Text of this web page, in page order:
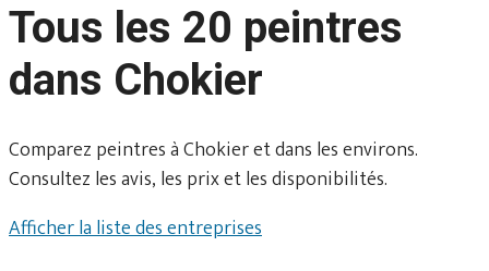
Tous les 20 peintres
dans Chokier
Comparez peintres à Chokier et dans les environs.
Consultez les avis, les prix et les disponibilités.
Afficher la liste des entreprises